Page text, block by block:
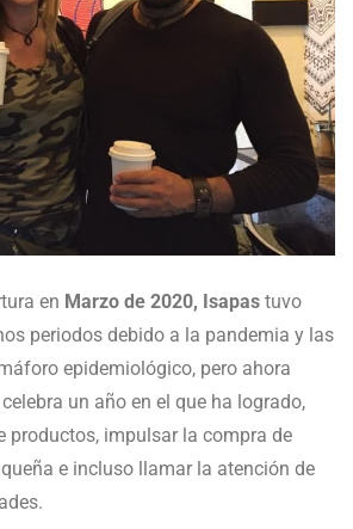
en Marzo de 2020, Isapas tuvo
periodos debido a la pandemia y las
epidemiológico, pero ahora
un año en el que ha logrado,
productos, impulsar la compra de
e incluso llamar la atención de